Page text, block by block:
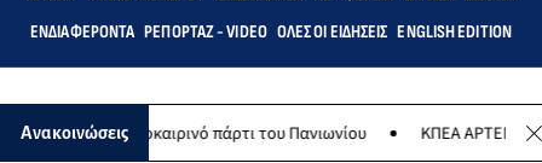
ΕΝΔΙΑΦΈΡΟΝΤΑ ΡΕΠΟΡΤΆΖ - VIDEO ΌΛΕΣ ΟΙ ΕΙΔΉΣΕΙΣ ENGLISH EDITION
Ανακοινώσεις
το καλοκαιρινό πάρτι του Πανιωνίου ΚΠΕΑ ΑΡΤΕΜΙΣ: Το